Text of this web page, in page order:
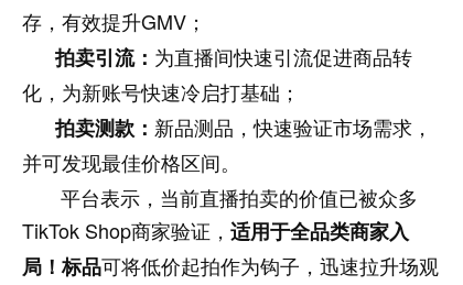
存，有效提升GMV ；
拍卖引流： 为直播间快速引流促进商品转
化，为新账号快速冷启打基础；
拍卖测款： 新品测品，快速验证市场需求，
并可发现最佳价格区间。
平台表示，当前直播拍卖的价值已被众多
TikTok Shop商家验证， 适用于全品类商家入
局！标品可将低价起拍作为钩子，迅速拉升场观